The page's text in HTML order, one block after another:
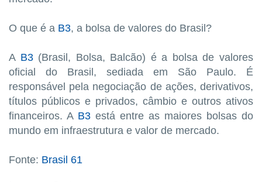
O que é a B3, a bolsa de valores do Brasil?
A B3(Brasil, Bolsa, Balcão) é a bolsa de valores
oficial do Brasil, sediada em São Paulo. É
responsável pela negociação de ações, derivativos,
títulos públicos e privados, câmbio e outros ativos
financeiros. A B3 está entre as maiores bolsas do
mundo em infraestrutura e valor de mercado.
Fonte: Brasil 61